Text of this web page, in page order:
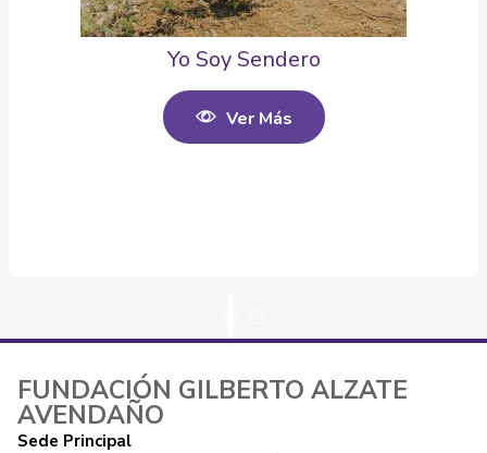
Yo Soy Sendero
Ver Más
FUNDACIÓN GILBERTO ALZATE
AVENDAÑO
Sede Principal